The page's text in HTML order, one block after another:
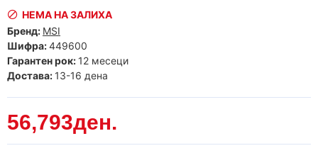
56,793ден.
НЕМА НА ЗАЛИХА
Бренд: MSI
Шифра:449600
Гарантен рок: 12 месеци
Достава: 13-16 дена